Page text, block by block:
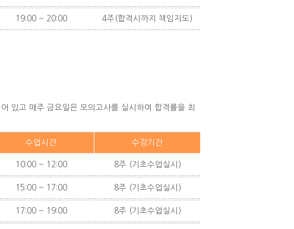
19:00 ~ 20:00 4주(합격시까지 책임지도)
있고 매주 금요일은 모의고사를 실시하여 합격률을 최
수업시간 수강기간
10:00 ~ 12:00 8주 (기초수업실시)
15:00 ~ 17:00 8주 (기초수업실시)
17:00 ~ 19:00 8주 (기초수업실시)